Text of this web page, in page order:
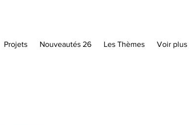
Projets Nouveautés 26 Les Thèmes Voir plus